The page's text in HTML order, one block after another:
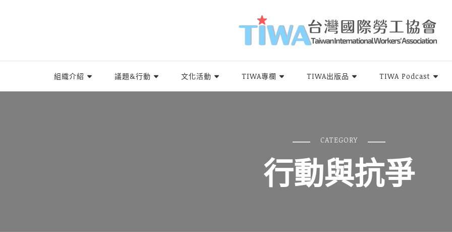
組織介紹 議題&行動 文化活動 TIWA專欄 TIWA出版品 TIWA Podcast
CATEGORY
行動與抗爭